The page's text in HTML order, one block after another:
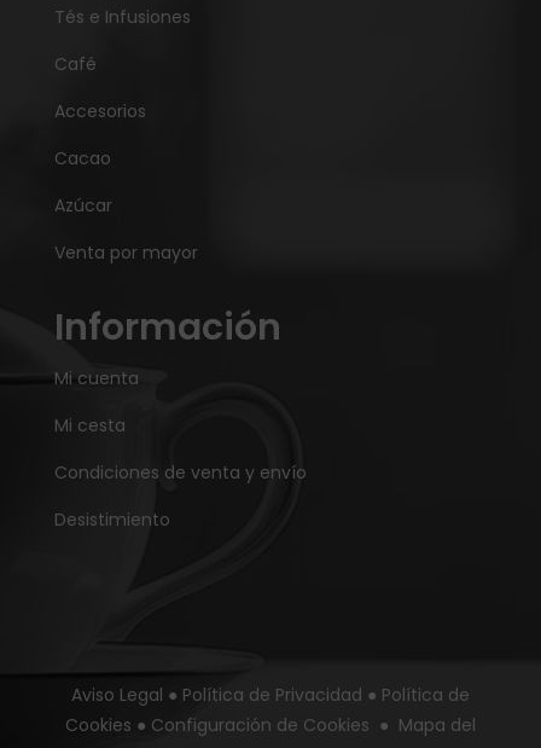
Tés e Infusiones
Café
Accesorios
Cacao
Azúcar
Venta por mayor
Información
Mi cuenta
Mi cesta
Condiciones de venta y envío
Desistimiento
Aviso Legal ● Política de Privacidad ● Política de
Cookies ● Configuración de Cookies ● Mapa del